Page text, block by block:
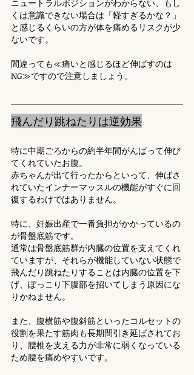
ニュートラルポジションがわからない、もし
くは意識できない場合は「軽すぎるかな？」
と感じるくらいの方が体を痛めるリスクが少
ないです。
間違っても≪痛いと感じるほど伸ばすのは
NG≫ですので注意しましょう。
飛んだり跳ねたりは逆効果
特に中期ごろからの約半年間がんばって伸び
てくれていたお腹。
赤ちゃんが出て行ったからといって、伸ばさ
れていたインナーマッスルの機能がすぐに回
復するわけではありません。
特に、妊娠出産で一番負担がかかっているの
が骨盤底筋です。
通常は骨盤底筋群が内臓の位置を支えてくれ
ていますが、それらが機能していない状態で
飛んだり跳ねたりすることは内臓の位置を下
げ、ぽっこり下腹部を招いてしまう原因にな
りかねません。
また、腹横筋や腹斜筋といったコルセットの
役割を果たす筋肉も長期間引き延ばされてお
り、腰椎を支える力が非常に弱くなっている
ため腰を痛めやすいです。